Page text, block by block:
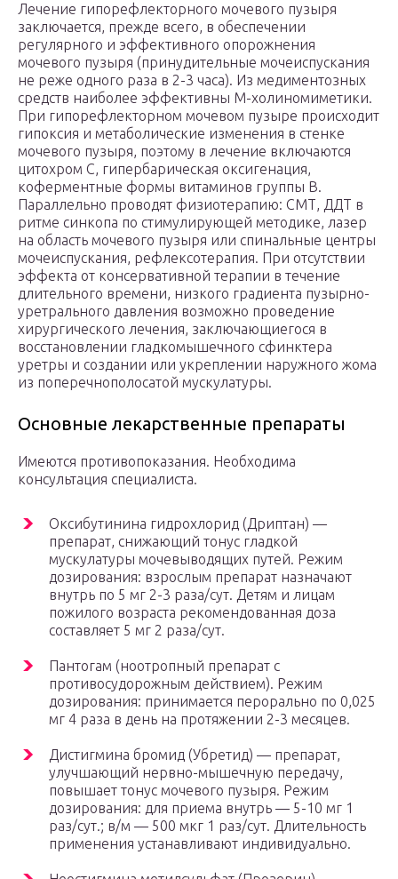
Лечение гипорефлекторного мочевого пузыря
заключается, прежде всего, в обеспечении
регулярного и эффективного опорожнения
мочевого пузыря (принудительные мочеиспускания
не реже одного раза в 2-3 часа). Из медиментозных
средств наиболее эффективны М-холиномиметики.
При гипорефлекторном мочевом пузыре происходит
гипоксия и метаболические изменения в стенке
мочевого пузыря, поэтому в лечение включаются
цитохром С, гипербарическая оксигенация,
коферментные формы витаминов группы B.
Параллельно проводят физиотерапию: СМТ, ДДТ в
ритме синкопа по стимулирующей методике, лазер
на область мочевого пузыря или спинальные центры
мочеиспускания, рефлексотерапия. При отсутствии
эффекта от консервативной терапии в течение
длительного времени, низкого градиента пузырно-
уретрального давления возможно проведение
хирургического лечения, заключающиегося в
восстановлении гладкомышечного сфинктера
уретры и создании или укреплении наружного жома
из поперечнополосатой мускулатуры.
Основные лекарственные препараты
Имеются противопоказания. Необходима
консультация специалиста.
Оксибутинина гидрохлорид (Дриптан) —
препарат, снижающий тонус гладкой
мускулатуры мочевыводящих путей. Режим
дозирования: взрослым препарат назначают
внутрь по 5 мг 2-3 раза/сут. Детям и лицам
пожилого возраста рекомендованная доза
составляет 5 мг 2 раза/сут.
Пантогам (ноотропный препарат с
противосудорожным действием). Режим
дозирования: принимается перорально по 0,025
мг 4 раза в день на протяжении 2-3 месяцев.
Дистигмина бромид (Убретид) — препарат,
улучшающий нервно-мышечную передачу,
повышает тонус мочевого пузыря. Режим
дозирования: для приема внутрь — 5-10 мг 1
раз/сут.; в/м — 500 мкг 1 раз/сут. Длительность
применения устанавливают индивидуально.